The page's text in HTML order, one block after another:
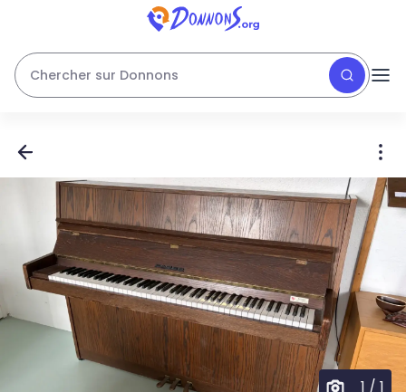
Chercher sur Donnons
1 / 1